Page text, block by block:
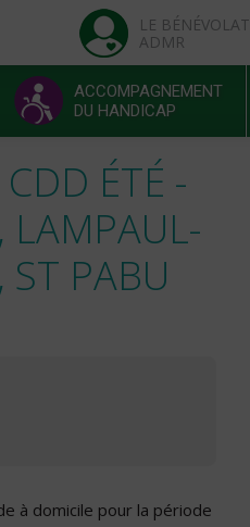
LE BÉNÉVOLAT
ADMR
ACCOMPAGNEMENT
DU HANDICAP
ÉTÉ -
LAMPAUL-
PABU
à domicile pour la période